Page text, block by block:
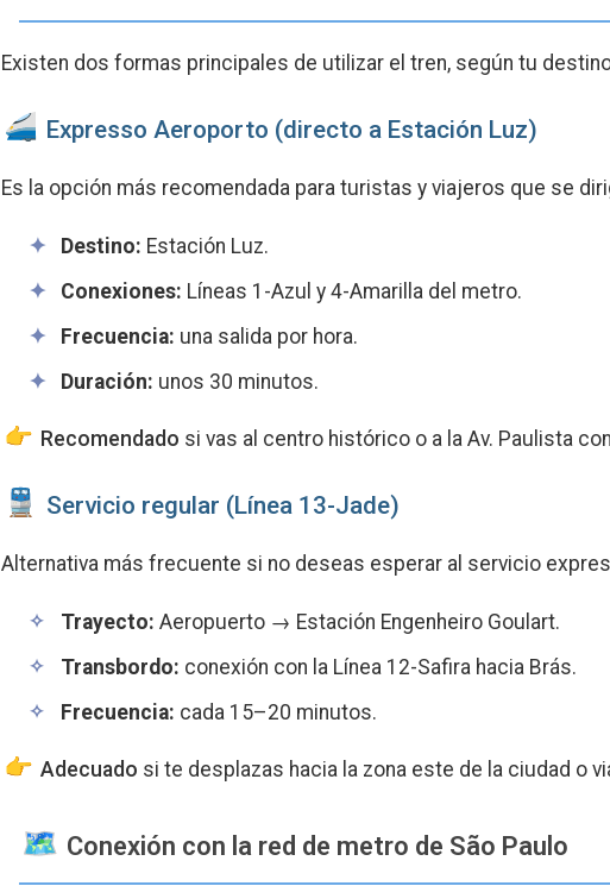
Existen dos formas principales de utilizar el tren, según tu
Expresso Aeroporto (directo a Estación Luz)
Es la opción más recomendada para turistas y viajeros que se
Destino: Estación Luz.
Conexiones: Líneas 1-Azul y 4-Amarilla del metro.
Frecuencia: una salida por hora.
Duración: unos 30 minutos.
Recomendado si vas al centro histórico o a la Av. Paulista
Servicio regular (Línea 13-Jade)
Alternativa más frecuente si no deseas esperar al servicio
Trayecto: Aeropuerto → Estación Engenheiro Goulart.
Transbordo: conexión con la Línea 12-Safira hacia Brás.
Frecuencia: cada 15–20 minutos.
Adecuado si te desplazas hacia la zona este de la ciudad o
️ Conexión con la red de metro de São Paulo